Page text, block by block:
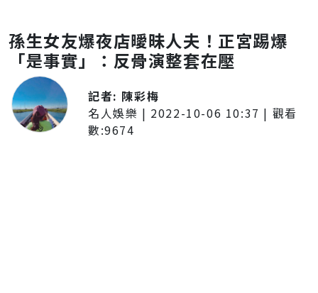
孫生女友爆夜店曖昧人夫！正宮踢爆
「是事實」：反骨演整套在壓
記者: 陳彩梅
名人娛樂 | 2022-10-06 10:37 | 觀看
數:9674